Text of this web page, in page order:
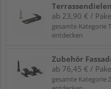
ab 23,90 € /
gesamte Kategorie
entdecken
Zubehör
ab 76,45 € /
gesamte Kategorie